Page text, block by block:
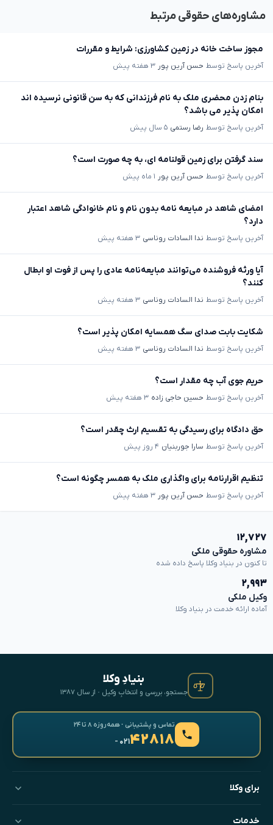
مشاوره‌های حقوقی مرتبط
مجوز ساخت خانه در زمین کشاورزی: شرایط و مقررات
آخرین پاسخ توسط حسن آرین پور ۳ هفته پیش
بنام زدن محضری ملک به نام فرزندانی که به سن قانونی نرسیده اند
امکان پذیر می باشد؟
آخرین پاسخ توسط رضا رستمی ۵ سال پیش
سند گرفتن برای زمین قولنامه ای، به چه صورت است؟
آخرین پاسخ توسط حسن آرین پور ۱ ماه پیش
امضای شاهد در مبایعه نامه بدون نام و نام خانوادگی شاهد اعتبار
دارد؟
آخرین پاسخ توسط ندا السادات روناسی ۳ هفته پیش
آیا ورثه فروشنده می‌توانند مبایعه‌نامه عادی را پس از فوت او ابطال
کنند؟
آخرین پاسخ توسط ندا السادات روناسی ۳ هفته پیش
شکایت بابت صدای سگ همسایه امکان پذیر است؟
آخرین پاسخ توسط ندا السادات روناسی ۳ هفته پیش
حریم جوی آب چه مقدار است؟
آخرین پاسخ توسط حسین حاجی زاده ۳ هفته پیش
حق دادگاه برای رسیدگی به تقسیم ارث چقدر است؟
آخرین پاسخ توسط سارا جوربنیان ۴ روز پیش
تنظیم اقرارنامه برای واگذاری ملک به همسر چگونه است؟
آخرین پاسخ توسط حسن آرین پور ۳ هفته پیش
۱۲,۷۲۷
مشاوره حقوقی ملکی
تا کنون در بنیاد وکلا پاسخ داده شده
۲,۹۹۳
وکیل ملکی
آماده ارائه خدمت در بنیاد وکلا
بنیادِ وکلا
جستجو، بررسی و انتخابِ وکیل · از سال ۱۳۸۷
تماس و پشتیبانی · همه‌روزه ۸ تا ۲۴
۴۲۸۱۸- ۰۲۱
برای وکلا
خدمات